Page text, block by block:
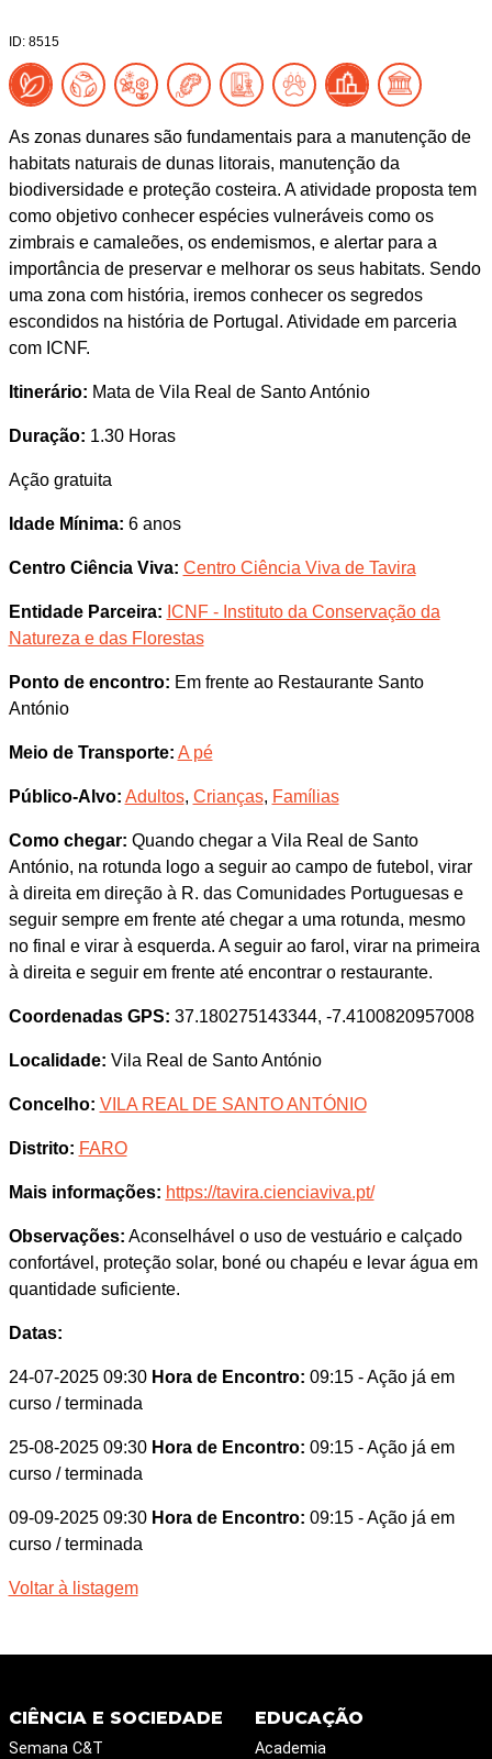
ID: 8515
As zonas dunares são fundamentais para a manutenção de
habitats naturais de dunas litorais, manutenção da
biodiversidade e proteção costeira. A atividade proposta tem
como objetivo conhecer espécies vulneráveis como os
zimbrais e camaleões, os endemismos, e alertar para a
importância de preservar e melhorar os seus habitats. Sendo
uma zona com história, iremos conhecer os segredos
escondidos na história de Portugal. Atividade em parceria
com ICNF.
Itinerário: Mata de Vila Real de Santo António
Duração: 1.30 Horas
Ação gratuita
Idade Mínima: 6 anos
Centro Ciência Viva: Centro Ciência Viva de Tavira
Entidade Parceira: ICNF - Instituto da Conservação da
Natureza e das Florestas
Ponto de encontro: Em frente ao Restaurante Santo
António
Meio de Transporte: A pé
Público-Alvo: Adultos, Crianças, Famílias
Como chegar: Quando chegar a Vila Real de Santo
António, na rotunda logo a seguir ao campo de futebol, virar
à direita em direção à R. das Comunidades Portuguesas e
seguir sempre em frente até chegar a uma rotunda, mesmo
no final e virar à esquerda. A seguir ao farol, virar na primeira
à direita e seguir em frente até encontrar o restaurante.
Coordenadas GPS: 37.180275143344, -7.4100820957008
Localidade: Vila Real de Santo António
Concelho: VILA REAL DE SANTO ANTÓNIO
Distrito: FARO
Mais informações: https://tavira.cienciaviva.pt/
Observações: Aconselhável o uso de vestuário e calçado
confortável, proteção solar, boné ou chapéu e levar água em
quantidade suficiente.
Datas:
24-07-2025 09:30 Hora de Encontro: 09:15 - Ação já em
curso / terminada
25-08-2025 09:30 Hora de Encontro: 09:15 - Ação já em
curso / terminada
09-09-2025 09:30 Hora de Encontro: 09:15 - Ação já em
curso / terminada
Voltar à listagem
CIÊNCIA E SOCIEDADE
Semana C&T
EDUCAÇÃO
Academia